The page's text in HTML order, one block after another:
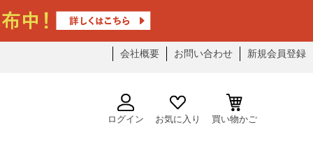
会社概要 お問い合わせ 新規会員登録
ログイン お気に入り 買い物かご